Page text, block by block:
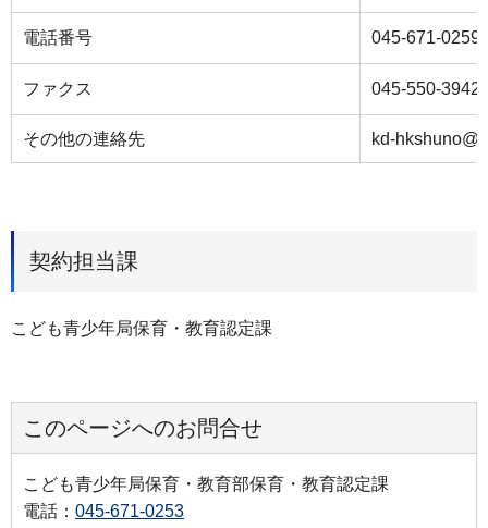
電話番号 045-671-0259
ファクス 045-550-3942
その他の連絡先 kd-
契約担当課
こども青少年局保育・教育認定課
このページへのお問合せ
こども青少年局保育・教育部保育・教育認定課
電話： 045-671-0253